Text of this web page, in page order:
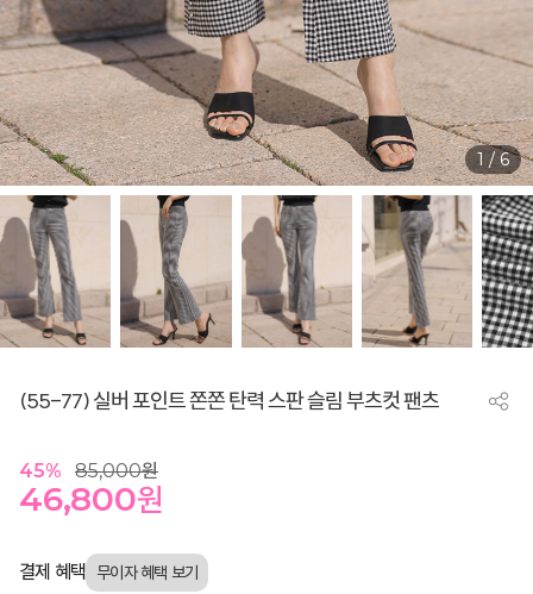
1/6
(55-77) 실버 포인트 쫀쫀 탄력 스판 슬림 부츠컷 팬츠
45% 85,000원
46,800원
결제 혜택